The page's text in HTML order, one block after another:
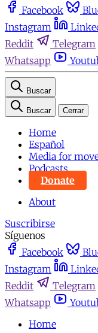
Facebook
Instagram
Reddit
Telegram
Whatsapp
Buscar
Buscar Cerrar
Home
Español
Media for
Podcasts
Donate
About
Suscribirse
Síguenos
Facebook
Instagram
Reddit
Telegram
Whatsapp
Home